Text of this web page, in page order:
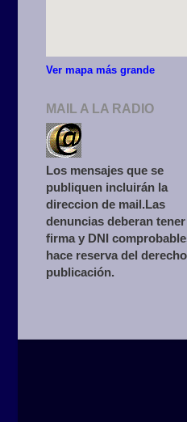
Ver mapa más grande
MAIL A LA RADIO
Los mensajes que se
publiquen incluirán la
direccion de mail.Las
denuncias deberan tener
firma y DNI
hace reserva del
publicación.